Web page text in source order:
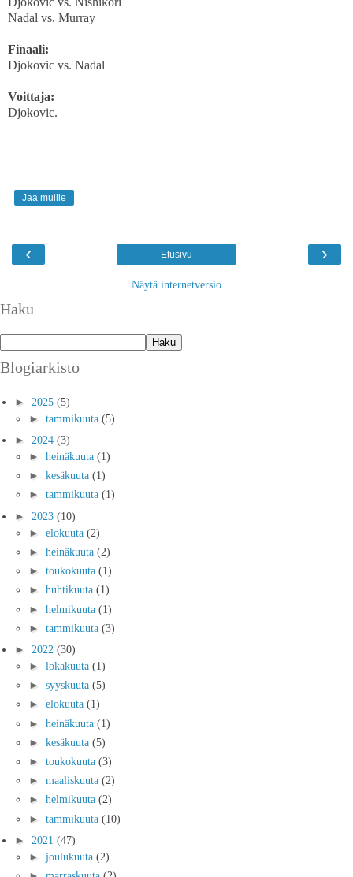
Nadal vs. Murray
Finaali:
Djokovic vs. Nadal
Voittaja:
Djokovic.
Jaa muille
‹ ›
Etusivu
Näytä internetversio
Haku
Blogiarkisto
► 2025 (5)
► tammikuuta (5)
► 2024 (3)
► heinäkuuta (1)
► kesäkuuta (1)
► tammikuuta (1)
► 2023 (10)
► elokuuta (2)
► heinäkuuta (2)
► toukokuuta (1)
► huhtikuuta (1)
► helmikuuta (1)
► tammikuuta (3)
► 2022 (30)
► lokakuuta (1)
► syyskuuta (5)
► elokuuta (1)
► heinäkuuta (1)
► kesäkuuta (5)
► toukokuuta (3)
► maaliskuuta (2)
► helmikuuta (2)
► tammikuuta (10)
► 2021 (47)
► joulukuuta (2)